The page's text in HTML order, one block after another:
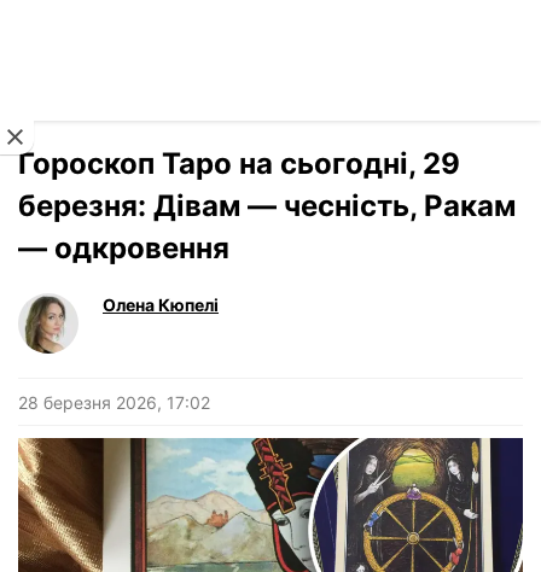
Гороскоп Таро на сьогодні, 29
березня: Дівам — чесність, Ракам
— одкровення
Олена Кюпелі
28 березня 2026, 17:02